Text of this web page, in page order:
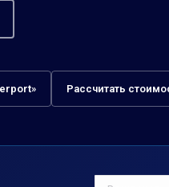
Рассчитать